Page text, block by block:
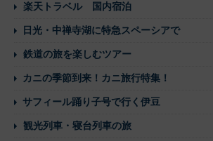
楽天トラベル 国内宿泊
日光・中禅寺湖に特急スペーシアで
鉄道の旅を楽しむツアー
カニの季節到来！カニ旅行特集！
サフィール踊り子号で行く伊豆
観光列車・寝台列車の旅